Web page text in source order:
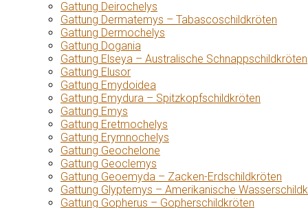
Gattung Deirochelys
Gattung Dermatemys – Tabascoschildkröten
Gattung Dermochelys
Gattung Dogania
Gattung Elseya – Australische Schnappschildkröten
Gattung Elusor
Gattung Emydoidea
Gattung Emydura – Spitzkopfschildkröten
Gattung Emys
Gattung Eretmochelys
Gattung Erymnochelys
Gattung Geochelone
Gattung Geoclemys
Gattung Geoemyda – Zacken-Erdschildkröten
Gattung Glyptemys – Amerikanische
Gattung Gopherus – Gopherschildkröten